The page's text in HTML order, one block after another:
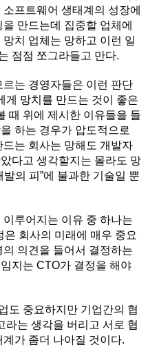
프트웨어 생태계의 성장에
만드는데 집중할 업체에
치 업체는 망하고 이런 일
점점 쪼그라들고 만다.
는 경영자들은 이런 판단
게 망치를 만드는 것이 좋은
때 위에 제시한 이유들을 들
하는 경우가 압도적으로
는 회사는 망해도 개발자
다고 생각할지는 몰라도 망
의 피”에 불과한 기술일 뿐
루어지는 이유 중 하나는
회사의 미래에 매우 중요
의견을 들어서 결정하는
지는 CTO가 결정을 해야
도 중요하지만 기업간의 협
라는 생각을 버리고 서로 협
가 좀더 나아질 것이다.